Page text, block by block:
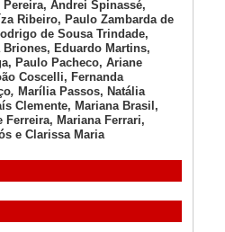
Andrei Spinassé,
Ribeiro, Paulo Zambarda de
de Sousa Trindade,
Briones, Eduardo Martins,
Paulo Pacheco, Ariane
Coscelli, Fernanda
, Marília Passos, Natália
Clemente, Mariana Brasil,
Ferreira, Mariana Ferrari,
e Clarissa Maria